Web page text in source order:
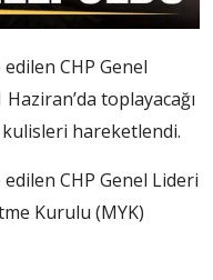
CHP Genel
Haziran’da toplayacağı
hareketlendi.
CHP Genel Lideri
Kurulu (MYK)